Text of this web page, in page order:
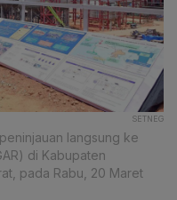
SETNEG
langsung ke
di Kabupaten
pada Rabu, 20 Maret